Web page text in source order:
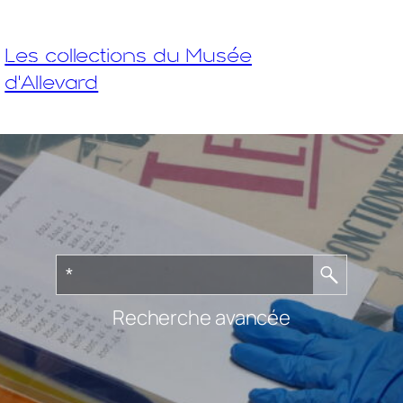
Les collections du Musée
d'Allevard
Recherche avancée